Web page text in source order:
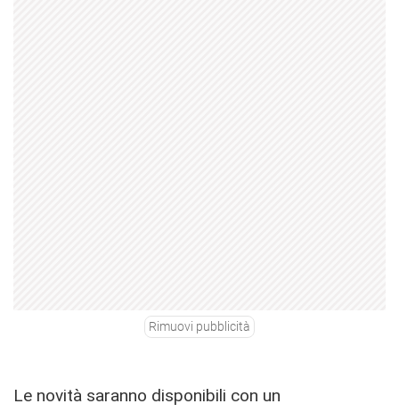
Rimuovi pubblicità
Le novità saranno disponibili con un